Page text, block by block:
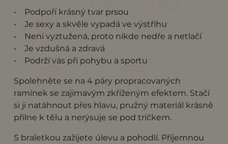
• Podpoří krásný tvar prsou
• Je sexy a skvěle vypadá ve výstřihu
• Není vyztužená, proto nikde nedře a netlačí
• Je vzdušná a zdravá
• Podrží vás při pohybu a sportu
Spolehněte se na 4 páry propracovaných
ramínek se zajímavým zkříženým efektem. Stačí
si ji natáhnout přes hlavu, pružný materiál krásně
přilne k tělu a nerýsuje se pod tričkem.
S braletkou zažijete úlevu a pohodlí. Příjemnou